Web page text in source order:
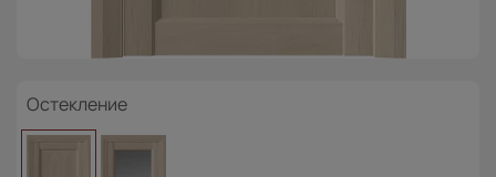
Остекление